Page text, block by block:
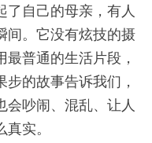
了自己的母亲，有人
间。它没有炫技的摄
普通的生活片段，
的故事告诉我们，
会吵闹、混乱、让人
实。